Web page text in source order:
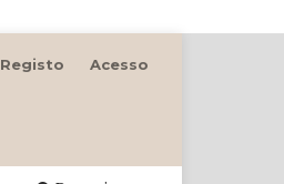
Registo Acesso